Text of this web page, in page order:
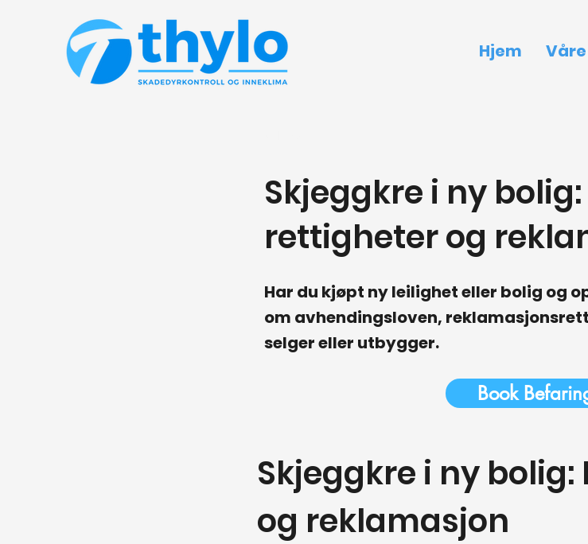
Hjem
Skjeggkre i ny
rettigheter og
Har du kjøpt ny leilighet eller bolig og
om avhendingsloven,
selger eller utbygger.
Book
Skjeggkre i ny
og reklamasjon